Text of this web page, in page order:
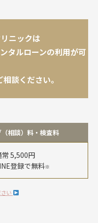
ニックは
タルローンの利用が可
談ください。
相談）料・検査料
常 5,500円
登録で無料※
い